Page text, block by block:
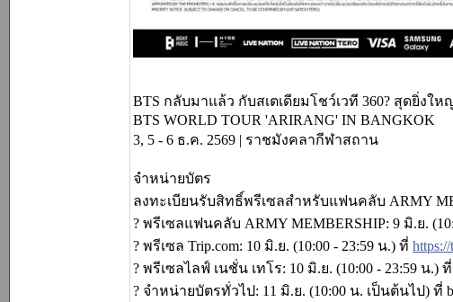
BTS กลับมาแล้ว กับสเตเดียมโชว์เวที 360? สุดยิ่งใ
BTS WORLD TOUR 'ARIRANG' IN BANGKOK
3, 5 - 6 ธ.ค. 2569 | ราชมังคลากีฬาสถาน
จำหน่ายบัตร
ลงทะเบียนรับสิทธิ์พรีเซลสำหรับแฟนคลับ ARMY
? พรีเซลแฟนคลับ ARMY MEMBERSHIP: 9 มิ.ย.
? พรีเซล Trip.com: 10 มิ.ย. (10:00 - 23:59 น.) ที่ https://
? พรีเซลไลฟ์ เนชั่น เทโร: 10 มิ.ย. (10:00 - 23:59 น
? จำหน่ายบัตรทั่วไป: 11 มิ.ย. (10:00 น. เป็นต้นไป) ที่